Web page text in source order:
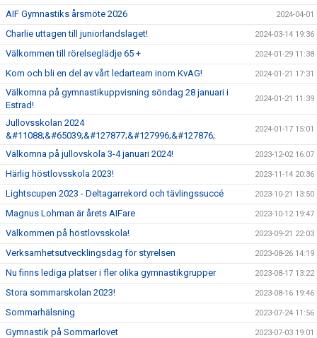
AIF Gymnastiks årsmöte 2026 2024-04-01
Charlie uttagen till juniorlandslaget! 2024-03-14 19:36
Välkommen till rörelseglädje 65 + 2024-01-29 11:38
Kom och bli en del av vårt ledarteam inom KvAG! 2024-01-21 17:31
Välkomna på gymnastikuppvisning söndag 28 januari i
Estrad!
2024-01-21 11:39
Jullovsskolan 2024
&#11088;&#65039;&#127877;&#127996;&#127876;
2024-01-17 15:01
Välkomna på jullovskola 3-4 januari 2024! 2023-12-02 16:07
Härlig höstlovsskola 2023! 2023-11-14 20:36
Lightscupen 2023 - Deltagarrekord och tävlingssuccé 2023-10-21 13:50
Magnus Lohman är årets AIFare 2023-10-12 19:47
Välkommen på höstlovsskola! 2023-09-21 22:03
Verksamhetsutvecklingsdag för styrelsen 2023-08-26 14:19
Nu finns lediga platser i fler olika gymnastikgrupper 2023-08-17 13:22
Stora sommarskolan 2023! 2023-08-16 19:46
Sommarhälsning 2023-07-24 11:56
Gymnastik på Sommarlovet 2023-07-03 19:01